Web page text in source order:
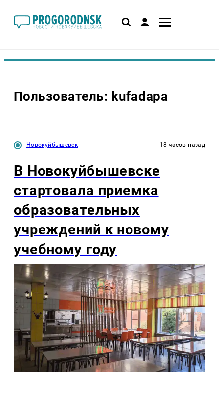
Пользователь: kufadapa
Новокуйбышевск 18 часов назад
В Новокуйбышевске
стартовала приемка
образовательных
учреждений к новому
учебному году